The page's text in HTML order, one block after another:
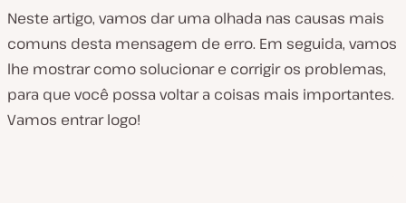
Neste artigo, vamos dar uma olhada nas causas mais
comuns desta mensagem de erro. Em seguida, vamos
lhe mostrar como solucionar e corrigir os problemas,
para que você possa voltar a coisas mais importantes.
Vamos entrar logo!